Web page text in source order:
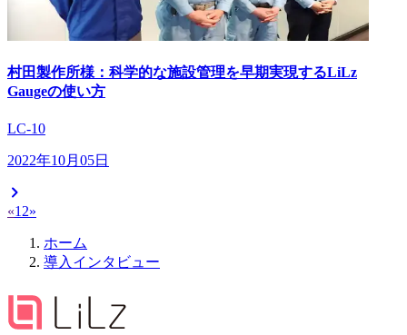
村田製作所様：科学的な施設管理を早期実現するLiLz
Gaugeの使い方
LC-10
2022年10月05日
«1 2»
ホーム
導入インタビュー